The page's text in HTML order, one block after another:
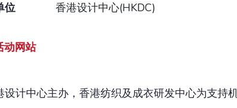
位
香港设计中心(HKDC)
动网站
设计中心主办，香港纺织及成衣研发中心为支持机